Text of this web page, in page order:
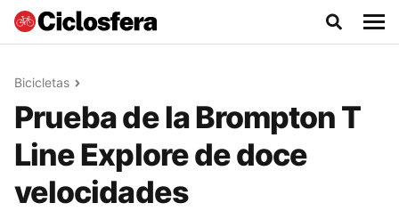
Bicicletas
Prueba de la Brompton T
Line Explore de doce
velocidades